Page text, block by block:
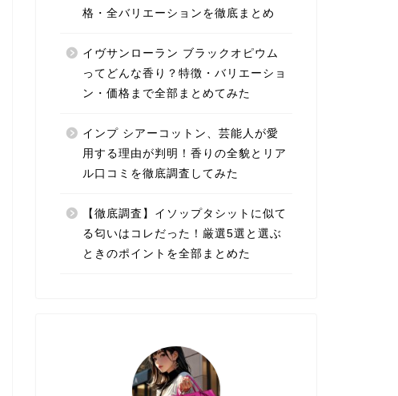
格・全バリエーションを徹底まとめ
イヴサンローラン ブラックオピウム
ってどんな香り？特徴・バリエーショ
ン・価格まで全部まとめてみた
インプ シアーコットン、芸能人が愛
用する理由が判明！香りの全貌とリア
ル口コミを徹底調査してみた
【徹底調査】イソップタシットに似て
る匂いはコレだった！厳選5選と選ぶ
ときのポイントを全部まとめた